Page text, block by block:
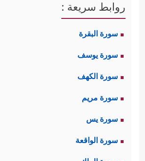
روابط سريعة :
سورة البقرة
سورة يوسف
سورة الكهف
سورة مريم
سورة يس
سورة الواقعة